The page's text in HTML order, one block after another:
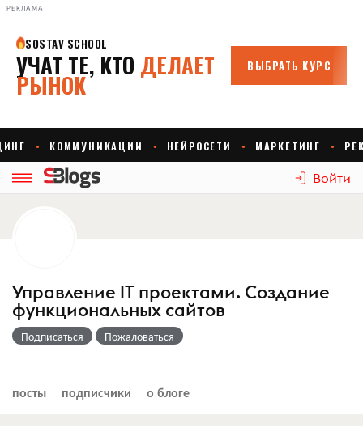
РЕКЛАМА
Войти
Управление IT проектами. Создание
функциональных сайтов
Подписаться Пожаловаться
посты подписчики о блоге